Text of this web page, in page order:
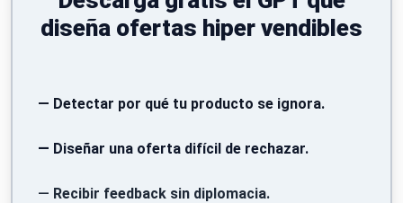
diseña ofertas hiper vendibles
— Detectar por qué tu producto se ignora.
— Diseñar una oferta difícil de rechazar.
— Recibir feedback sin diplomacia.